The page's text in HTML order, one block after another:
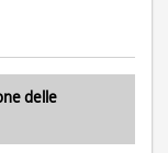
delle